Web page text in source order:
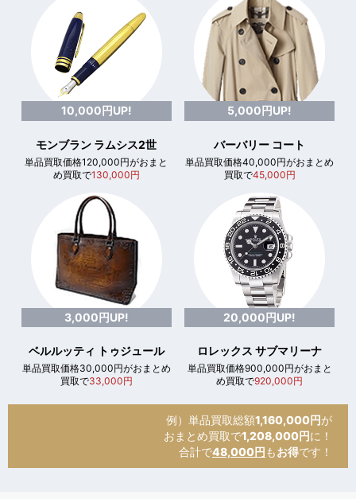
10,000円UP!
モンブラン ラムシス2世
単品買取価格120,000円がおまと
め買取で130,000円
5,000円UP!
バーバリー コート
単品買取価格40,000円がおまとめ
買取で45,000円
3,000円UP!
ベルルッティ トゥジュール
単品買取価格30,000円がおまとめ
買取で33,000円
20,000円UP!
ロレックス サブマリーナ
単品買取価格900,000円がおまと
め買取で920,000円
例）単品買取総額1,160,000円が
おまとめ買取で1,208,000円に！
合計で48,000円 もお得です！